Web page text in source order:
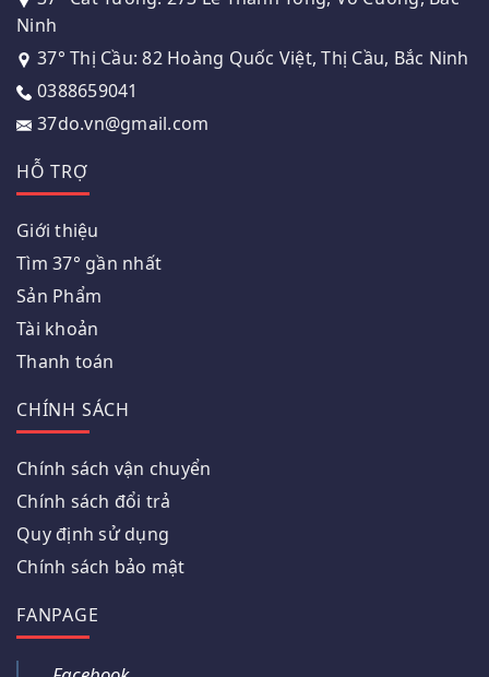
Ninh
37° Thị Cầu: 82 Hoàng Quốc Việt, Thị Cầu, Bắc Ninh
0388659041
37do.vn@gmail.com
HỖ TRỢ
Giới thiệu
Tìm 37° gần nhất
Sản Phẩm
Tài khoản
Thanh toán
CHÍNH SÁCH
Chính sách vận chuyển
Chính sách đổi trả
Quy định sử dụng
Chính sách bảo mật
FANPAGE